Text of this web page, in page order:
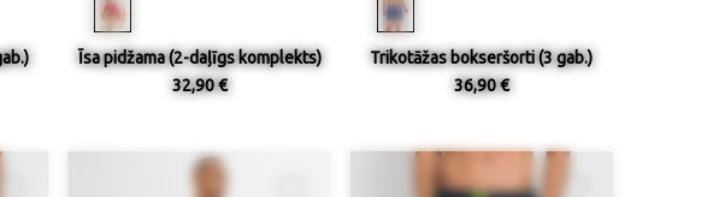
Īsa pidžama (2-daļīgs komplekts)
32,90 €
Trikotāžas bokseršorti (3 gab.)
36,90 €